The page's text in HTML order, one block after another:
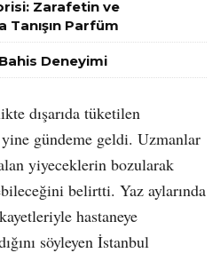
Zarafetin ve
Tanışın Parfüm
Deneyimi
dışarıda tüketilen
gündeme geldi. Uzmanlar
yiyeceklerin bozularak
belirtti. Yaz aylarında
hastaneye
söyleyen İstanbul